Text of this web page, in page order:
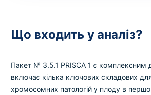
Що входить у аналіз?
Пакет № 3.5.1 PRISCA 1 є комплексним
включає кілька ключових складових
хромосомних патологій у плоду в